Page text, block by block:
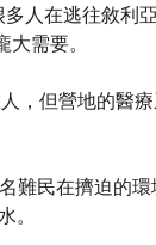
人在逃往敘利
需要。
，但營地的醫
民在擠迫的